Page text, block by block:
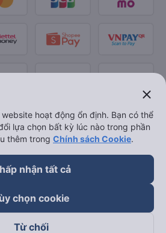
close
hoạt động ổn định. Bạn có thể
lựa chọn bất kỳ lúc nào trong phần
thêm trong Chính sách Cookie.
nhận tất cả
chọn cookie
Từ chối